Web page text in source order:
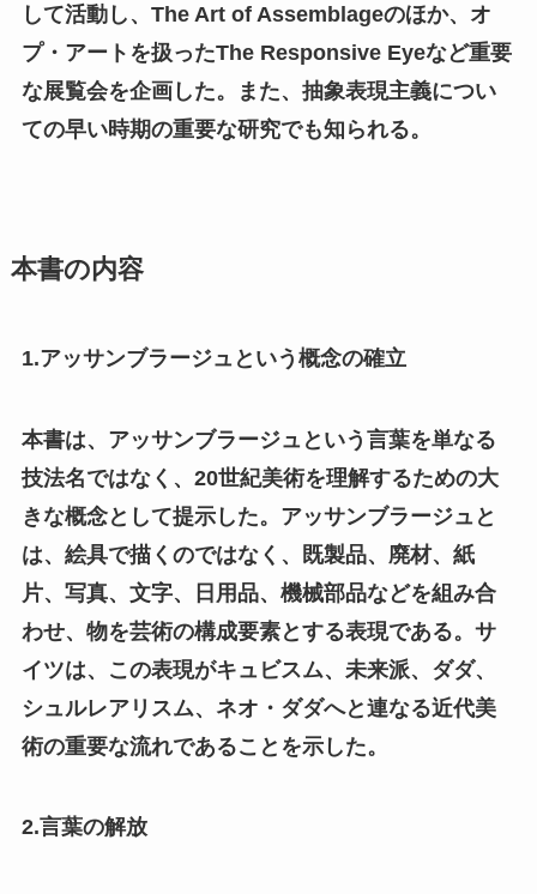
して活動し、The Art of Assemblageのほか、オ
プ・アートを扱ったThe Responsive Eyeなど重要
な展覧会を企画した。また、抽象表現主義につい
ての早い時期の重要な研究でも知られる。
本書の内容
1.アッサンブラージュという概念の確立
本書は、アッサンブラージュという言葉を単なる
技法名ではなく、20世紀美術を理解するための大
きな概念として提示した。アッサンブラージュと
は、絵具で描くのではなく、既製品、廃材、紙
片、写真、文字、日用品、機械部品などを組み合
わせ、物を芸術の構成要素とする表現である。サ
イツは、この表現がキュビスム、未来派、ダダ、
シュルレアリスム、ネオ・ダダへと連なる近代美
術の重要な流れであることを示した。
2.言葉の解放